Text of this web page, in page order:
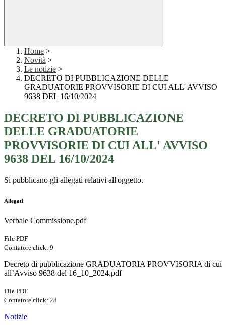
Home >
Novità >
Le notizie >
DECRETO DI PUBBLICAZIONE DELLE
GRADUATORIE PROVVISORIE DI CUI ALL' AVVISO
9638 DEL 16/10/2024
DECRETO DI PUBBLICAZIONE
DELLE GRADUATORIE
PROVVISORIE DI CUI ALL' AVVISO
9638 DEL 16/10/2024
Si pubblicano gli allegati relativi all'oggetto.
Allegati
Verbale Commissione.pdf
File PDF
Contatore click: 9
Decreto di pubblicazione GRADUATORIA PROVVISORIA di cui
all’Avviso 9638 del 16_10_2024.pdf
File PDF
Contatore click: 28
Notizie